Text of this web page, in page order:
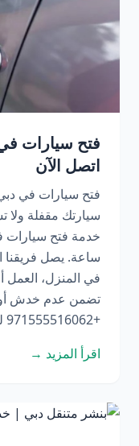
اتصل الآن
سيارتك مقفلة
ساعة. يصل
في المنزل، العمل
تضمن عدم خدش أو
+971555516062 لتصلك […]
اقرأ المزيد →